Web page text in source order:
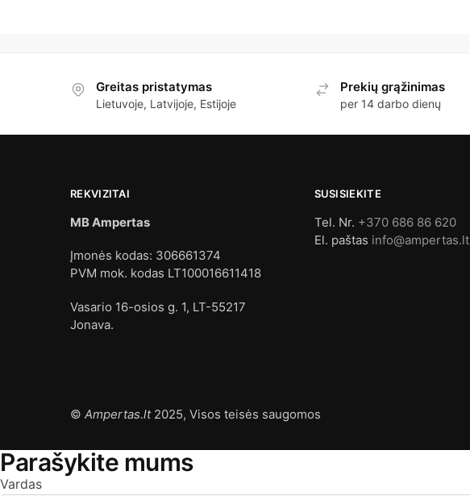
Greitas pristatymas
Lietuvoje, Latvijoje, Estijoje
Prekių grąžinimas
per 14 darbo dienų
REKVIZITAI
MB Ampertas
Įmonės kodas: 306661374
PVM mok. kodas LT100016611418
Vasario 16-osios g. 1, LT-55217
Jonava.
SUSISIEKITE
Tel. Nr. +370 686 86 620
El. paštas info@ampertas.lt
© Ampertas.lt2025, Visos teisės saugomos
Parašykite mums
Vardas